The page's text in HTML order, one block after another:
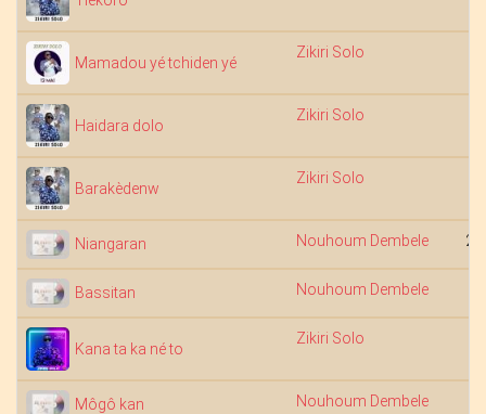
Mamadou yé tchiden yé
Zikiri Solo
Haidara dolo
Zikiri Solo
Barakèdenw
Zikiri Solo
Niangaran Nouhoum Dembele
Bassitan Nouhoum Dembele
Kana ta ka né to
Zikiri Solo
Môgô kan Nouhoum Dembele